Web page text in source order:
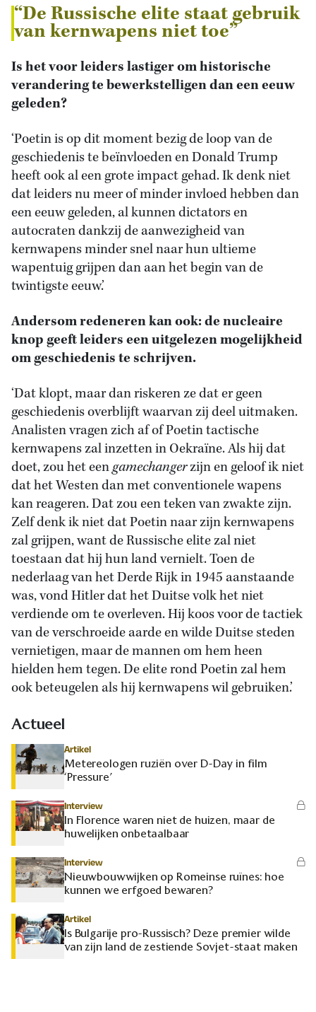
“De Russische elite staat gebruik
van kernwapens niet toe”
Is het voor leiders lastiger om historische
verandering te bewerkstelligen dan een eeuw
geleden?
‘Poetin is op dit moment bezig de loop van de
geschiedenis te beïnvloeden en Donald Trump
heeft ook al een grote impact gehad. Ik denk niet
dat leiders nu meer of minder invloed hebben dan
een eeuw geleden, al kunnen dictators en
autocraten dankzij de aanwezigheid van
kernwapens minder snel naar hun ultieme
wapentuig grijpen dan aan het begin van de
twintigste eeuw.’
Andersom redeneren kan ook: de nucleaire
knop geeft leiders een uitgelezen mogelijkheid
om geschiedenis te schrijven.
‘Dat klopt, maar dan riskeren ze dat er geen
geschiedenis overblijft waarvan zij deel uitmaken.
Analisten vragen zich af of Poetin tactische
kernwapens zal inzetten in Oekraïne. Als hij dat
doet, zou het eengamechangerzijn en geloof ik niet
dat het Westen dan met conventionele wapens
kan reageren. Dat zou een teken van zwakte zijn.
Zelf denk ik niet dat Poetin naar zijn kernwapens
zal grijpen, want de Russische elite zal niet
toestaan dat hij hun land vernielt. Toen de
nederlaag van het Derde Rijk in 1945 aanstaande
was, vond Hitler dat het Duitse volk het niet
verdiende om te overleven. Hij koos voor de tactiek
van de verschroeide aarde en wilde Duitse steden
vernietigen, maar de mannen om hem heen
hielden hem tegen. De elite rond Poetin zal hem
ook beteugelen als hij kernwapens wil gebruiken.’
Actueel
Artikel
Metereologen ruziën over D-Day in film
‘Pressure’
Interview
In Florence waren niet de huizen, maar de
huwelijken onbetaalbaar
Interview
Nieuwbouwwijken op Romeinse ruïnes: hoe
kunnen we erfgoed bewaren?
Artikel
Is Bulgarije pro-Russisch? Deze premier wilde
van zijn land de zestiende Sovjet-staat maken